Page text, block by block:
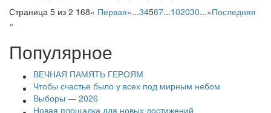
Страница 5 из 2 168« Первая«...34567...102030...»Последняя
»
Популярное
ВЕЧНАЯ ПАМЯТЬ ГЕРОЯМ
Чтобы счастье было у всех под мирным небом
Выборы — 2026
Новая площадка для новых достижений